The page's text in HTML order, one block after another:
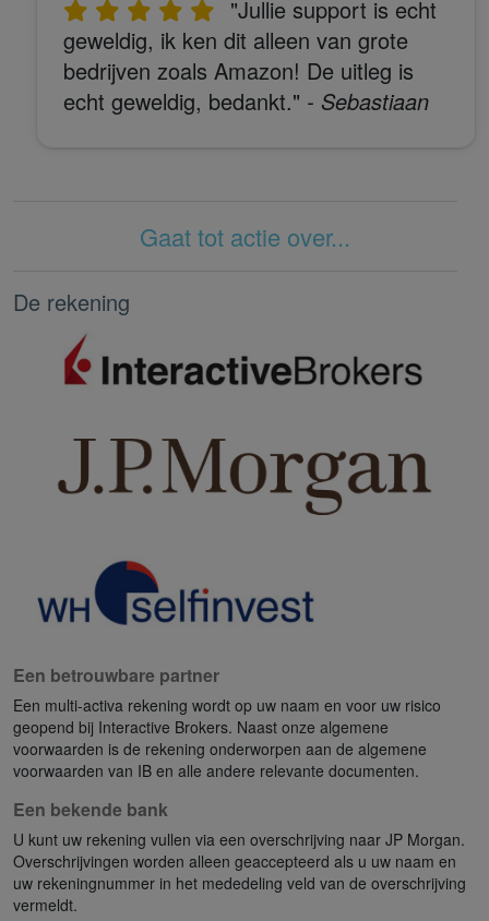
"Jullie support is echt
geweldig, ik ken dit alleen van grote
bedrijven zoals Amazon! De uitleg is
echt geweldig, bedankt." - Sebastiaan
Gaat tot actie over...
De rekening
Een betrouwbare partner
Een multi-activa rekening wordt op uw naam en voor uw risico
geopend bij Interactive Brokers. Naast onze algemene
voorwaarden is de rekening onderworpen aan de algemene
voorwaarden van IB en alle andere relevante documenten.
Een bekende bank
U kunt uw rekening vullen via een overschrijving naar JP Morgan.
Overschrijvingen worden alleen geaccepteerd als u uw naam en
uw rekeningnummer in het mededeling veld van de overschrijving
vermeldt.